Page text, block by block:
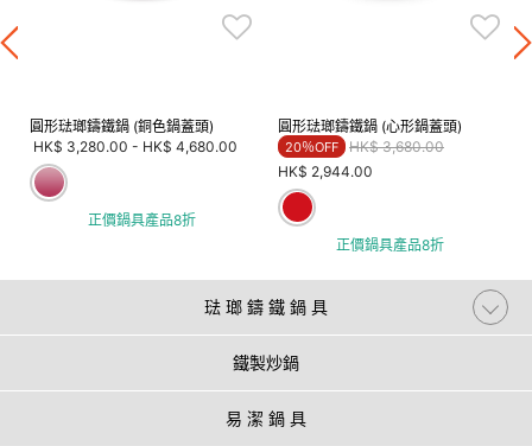
圓形琺瑯鑄鐵鍋 (銅色鍋蓋頭)
HK$ 3,280.00 - HK$ 4,680.00
正價鍋具產品8折
圓形琺瑯鑄鐵鍋 (心形鍋蓋頭)
20％OFF Price reduced from
HK$ 3,680.00to
HK$ 2,944.00
正價鍋具產品8折
琺 瑯 鑄 鐵 鍋 具
鐵製炒鍋
易 潔 鍋 具